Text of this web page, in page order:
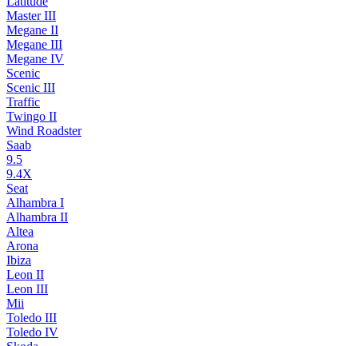
Master III
Megane II
Megane III
Megane IV
Scenic
Scenic III
Traffic
Twingo II
Wind Roadster
Saab
9.5
9.4X
Seat
Alhambra I
Alhambra II
Altea
Arona
Ibiza
Leon II
Leon III
Mii
Toledo III
Toledo IV